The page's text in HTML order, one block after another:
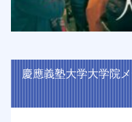
慶應義塾大学大学院